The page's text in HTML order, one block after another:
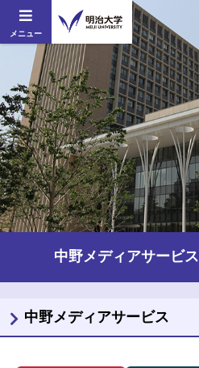
メニュー
中野メディアサービス
中野メディアサービス